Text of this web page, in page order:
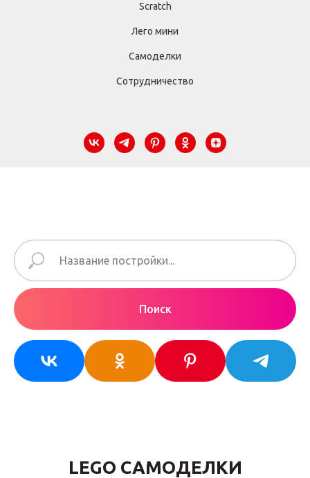
Scratch
Лего мини
Самоделки
Сотрудничество
Поиск
LEGO САМОДЕЛКИ